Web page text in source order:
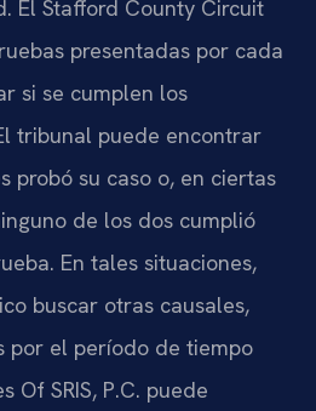
El Stafford County Circuit
presentadas por cada
si se cumplen los
tribunal puede encontrar
probó su caso o, en ciertas
de los dos cumplió
En tales situaciones,
buscar otras causales,
por el período de tiempo
Of SRIS, P.C. puede